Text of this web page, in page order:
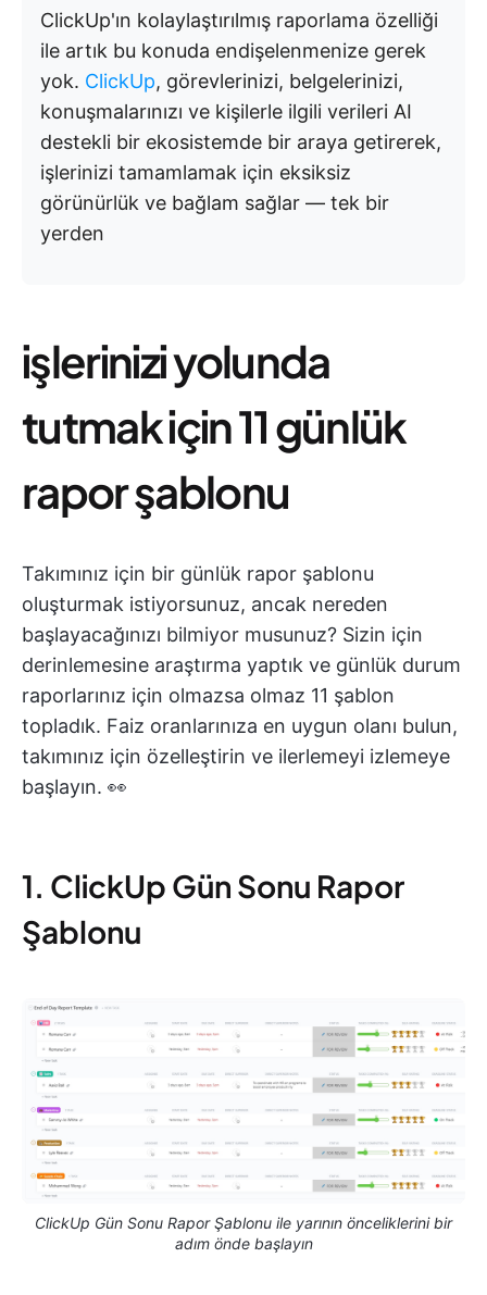
ClickUp'ın kolaylaştırılmış raporlama özelliği
ile artık bu konuda endişelenmenize gerek
yok. ClickUp, görevlerinizi, belgelerinizi,
konuşmalarınızı ve kişilerle ilgili verileri AI
destekli bir ekosistemde bir araya getirerek,
işlerinizi tamamlamak için eksiksiz
görünürlük ve bağlam sağlar — tek bir
yerden
i̇şlerinizi yolunda
tutmak için 11 günlük
rapor şablonu
Takımınız için bir günlük rapor şablonu
oluşturmak istiyorsunuz, ancak nereden
başlayacağınızı bilmiyor musunuz? Sizin için
derinlemesine araştırma yaptık ve günlük durum
raporlarınız için olmazsa olmaz 11 şablon
topladık. Faiz oranlarınıza en uygun olanı bulun,
takımınız için özelleştirin ve ilerlemeyi izlemeye
başlayın. 👀
1. ClickUp Gün Sonu Rapor
Şablonu
ClickUp Gün Sonu Rapor Şablonu ile yarının önceliklerini bir
adım önde başlayın